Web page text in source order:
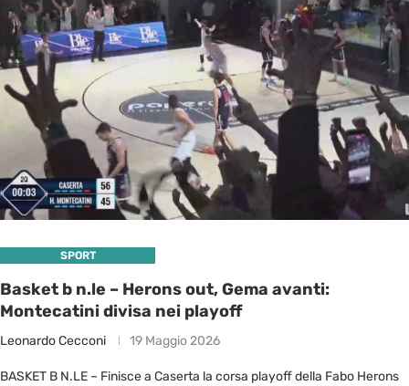
SPORT
Basket b n.le – Herons out, Gema avanti:
Montecatini divisa nei playoff
Leonardo Cecconi 19 Maggio 2026
BASKET B N.LE – Finisce a Caserta la corsa playoff della Fabo Herons